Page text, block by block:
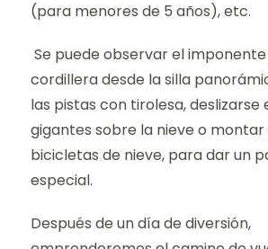
(para menores de 5 años), etc.
Se puede observar el
cordillera desde la silla
las pistas con tirolesa, deslizarse
gigantes sobre la nieve o montar
bicicletas de nieve, para dar un
especial.
Después de un día de diversión,